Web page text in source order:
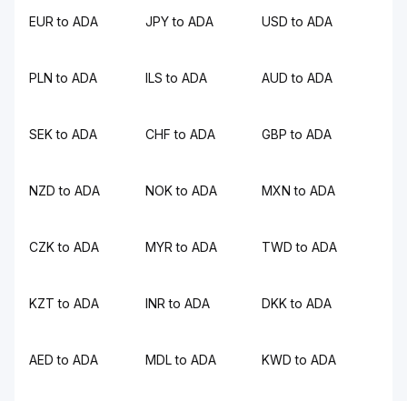
EUR to ADA JPY to ADA USD to ADA
PLN to ADA ILS to ADA AUD to ADA
SEK to ADA CHF to ADA GBP to ADA
NZD to ADA NOK to ADA MXN to ADA
CZK to ADA MYR to ADA TWD to ADA
KZT to ADA INR to ADA DKK to ADA
AED to ADA MDL to ADA KWD to ADA